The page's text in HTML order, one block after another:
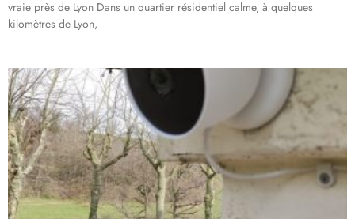
vraie près de Lyon Dans un quartier résidentiel calme, à quelques
kilomètres de Lyon,